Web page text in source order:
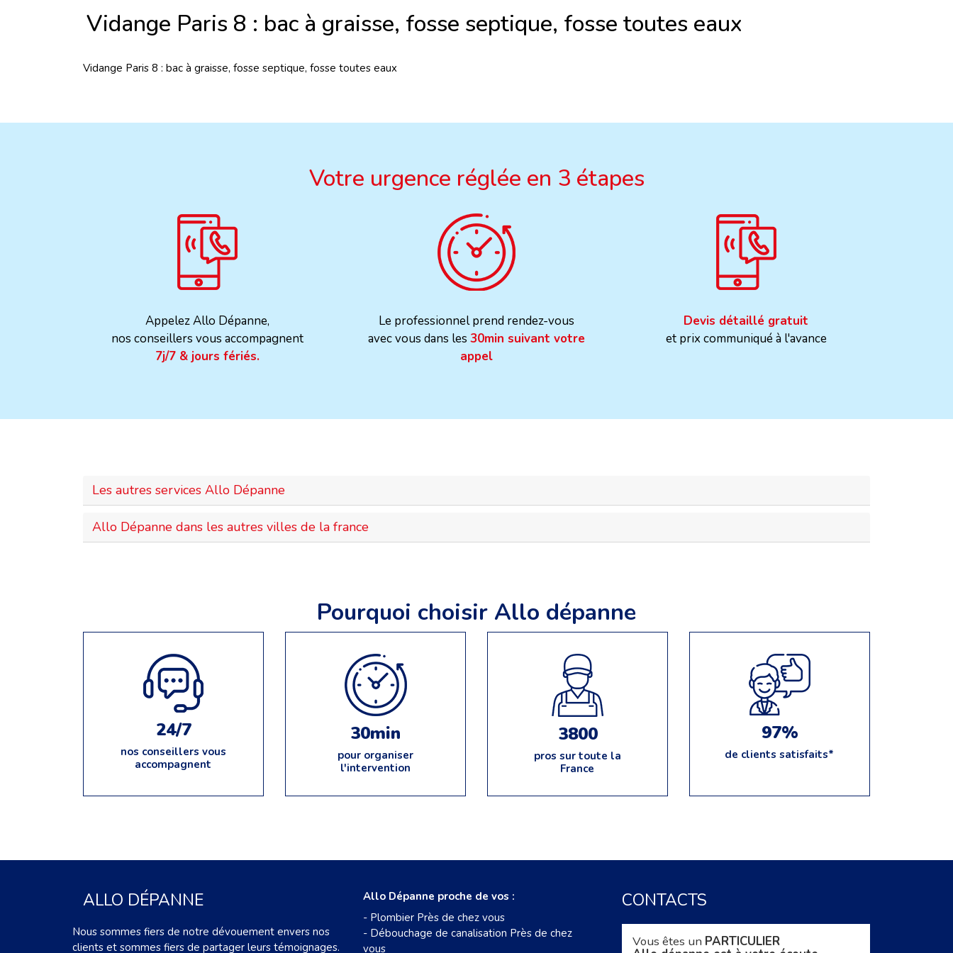
Vidange Paris 8 : bac à graisse, fosse septique, fosse toutes eaux
Vidange Paris 8 : bac à graisse, fosse septique, fosse toutes eaux
Votre urgence réglée en 3 étapes
Appelez Allo Dépanne,
nos conseillers vous accompagnent
7j/7 & jours fériés.
Le professionnel prend rendez-vous
avec vous dans les 30min suivant votre
appel
Devis détaillé gratuit
et prix communiqué à l'avance
Les autres services Allo Dépanne
Allo Dépanne dans les autres villes de la france
Pourquoi choisir Allo dépanne
24/7
nos conseillers vous
accompagnent
30min
pour organiser
l'intervention
3800
pros sur toute la
France
97%
de clients satisfaits*
ALLO DÉPANNE
Nous sommes fiers de notre dévouement envers nos
clients et sommes fiers de partager leurs témoignages.
Allo Dépanne proche de vos :
- Plombier Près de chez vous
- Débouchage de canalisation Près de chez
vous
CONTACTS
Vous êtes un PARTICULIER